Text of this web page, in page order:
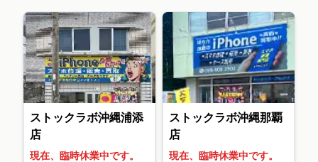
ストックラボ沖縄浦添
店
現在、臨時休業中です。
ストックラボ沖縄那覇
店
現在、臨時休業中です。